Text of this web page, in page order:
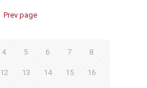
Prev page
4 5 6 7 8
12 13 14 15 16